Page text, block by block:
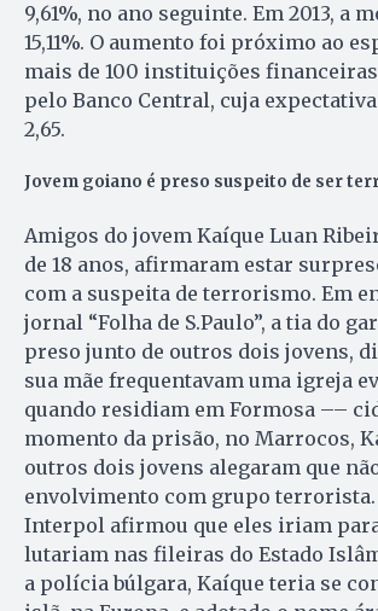
9,61%, no ano seguinte. Em 2013, a
15,11%. O aumento foi próximo ao
mais de 100 instituições
pelo Banco Central, cuja expectativa
2,65.
Jovem goiano é preso suspeito de ser
Amigos do jovem Kaíque Luan
de 18 anos, afirmaram estar
com a suspeita de terrorismo. Em
jornal “Fo­lha de S.Paulo”, a tia do
preso junto de outros dois jovens,
sua mãe frequentavam uma igreja
quando residiam em Formosa ––
momento da prisão, no Marrocos,
outros dois jovens alegaram que
envolvimento com grupo terrorista.
Interpol afirmou que eles iriam
lutariam nas fileiras do Estado
a polícia búlgara, Kaíque teria se